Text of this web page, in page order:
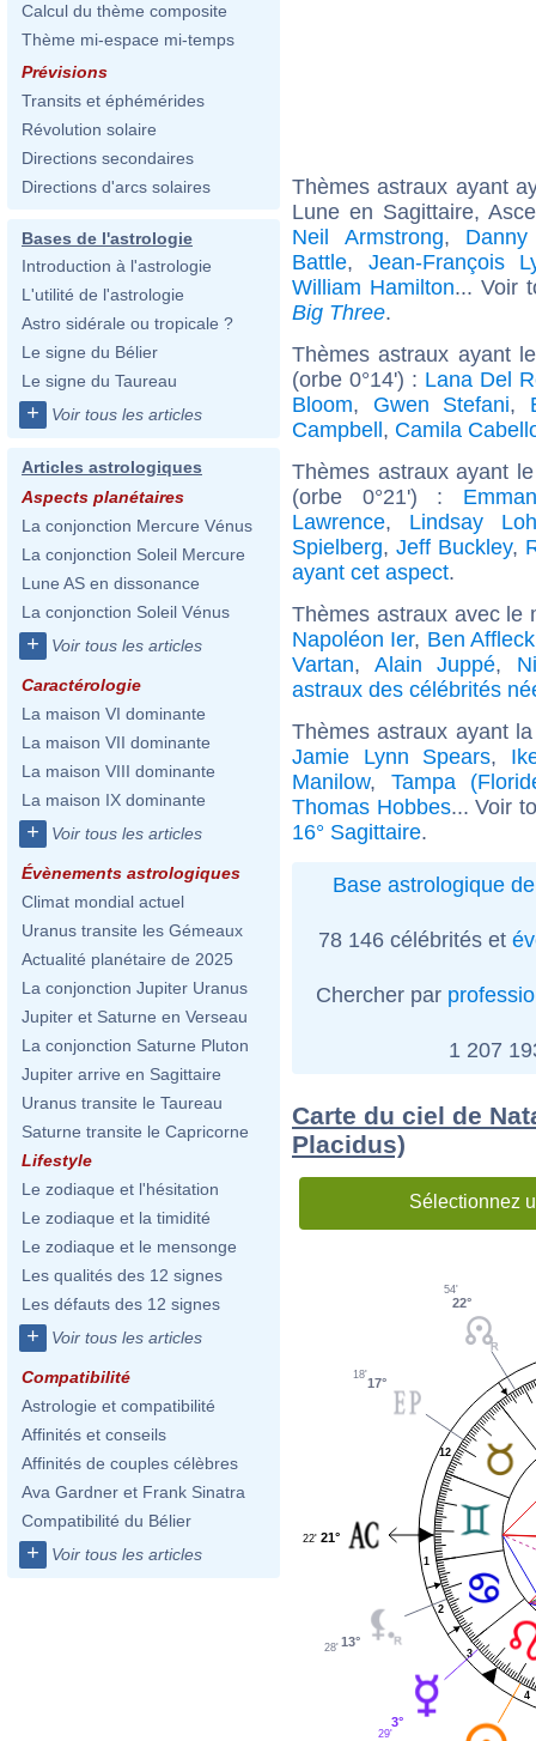
Calcul du thème composite
Thème mi-espace mi-temps
Prévisions
Transits et éphémérides
Révolution solaire
Directions secondaires
Directions d'arcs solaires
Bases de l'astrologie
Introduction à l'astrologie
L'utilité de l'astrologie
Astro sidérale ou tropicale ?
Le signe du Bélier
Le signe du Taureau
+ Voir tous les articles
Articles astrologiques
Aspects planétaires
La conjonction Mercure Vénus
La conjonction Soleil Mercure
Lune AS en dissonance
La conjonction Soleil Vénus
+ Voir tous les articles
Caractérologie
La maison VI dominante
La maison VII dominante
La maison VIII dominante
La maison IX dominante
+ Voir tous les articles
Évènements astrologiques
Climat mondial actuel
Uranus transite les Gémeaux
Actualité planétaire de 2025
La conjonction Jupiter Uranus
Jupiter et Saturne en Verseau
La conjonction Saturne Pluton
Jupiter arrive en Sagittaire
Uranus transite le Taureau
Saturne transite le Capricorne
Lifestyle
Le zodiaque et l'hésitation
Le zodiaque et la timidité
Le zodiaque et le mensonge
Les qualités des 12 signes
Les défauts des 12 signes
+ Voir tous les articles
Compatibilité
Astrologie et compatibilité
Affinités et conseils
Affinités de couples célèbres
Ava Gardner et Frank Sinatra
Compatibilité du Bélier
+ Voir tous les articles
Thèmes astraux ayant
Lune en Sagittaire,
Neil Armstrong,
Battle, Jean-François
William Hamilton... Voir
Big Three.
Thèmes astraux ayant
(orbe 0°14') : Lana Del
Bloom, Gwen Stefani,
Campbell, Camila
Thèmes astraux ayant
(orbe 0°21') :
Lawrence, Lindsay
Spielberg,Jeff Buckley,
ayant cet aspect.
Thèmes astraux avec le
Napoléon Ier, Ben Affleck
Vartan, Alain Juppé,
astraux des célébrités
Thèmes astraux ayant
Jamie Lynn Spears,
Manilow, Tampa
Thomas Hobbes... Voir
16° Sagittaire.
Base astrologique
78 146 célébrités et
Chercher par
1 207
Carte du ciel de
Placidus)
Sélectionnez
1
2
3
4
12
22°
54'
17°
18'
21°
22'
13°
28'
3°
29'